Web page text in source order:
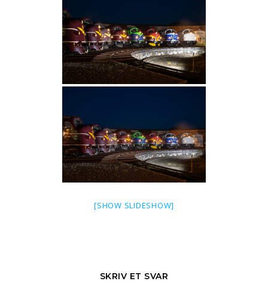
[SHOW SLIDESHOW]
SKRIV ET SVAR